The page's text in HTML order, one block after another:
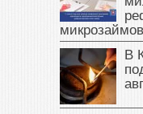
микрозаймов
В